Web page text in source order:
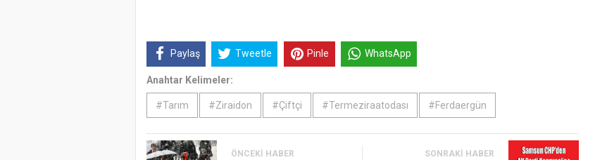
Paylaş Tweetle Pinle WhatsApp
Anahtar Kelimeler:
#Tarım #Ziraidon #Çiftçi #Termeziraatodası #Ferdaergün
ÖNCEKI HABER SONRAKI HABER